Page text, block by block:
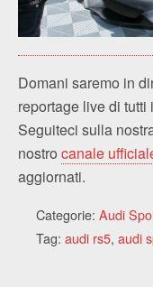
Domani saremo in
reportage live di
Seguiteci sulla
nostro canale
aggiornati.
Categorie: Audi
Tag: audi rs5, audi